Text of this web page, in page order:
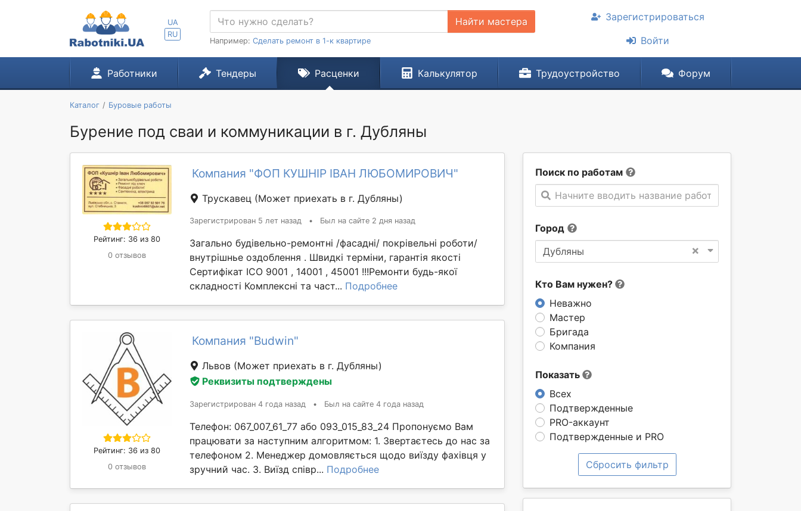
UA
RU
Найти мастера
Например: Сделать ремонт в 1-к квартире
Зарегистрироваться
Войти
Работники Тендеры Расценки Калькулятор Трудоустройство Форум
Каталог Буровые работы
Бурение под сваи и коммуникации в г. Дубляны
Поиск по работам
Начните вводить название работы
Город
×
Дубляны
Кто Вам нужен?
Неважно
Мастер
Бригада
Компания
Показать
Всех
Подтвержденные
PRO-аккаунт
Подтвержденные и PRO
Сбросить фильтр
Рейтинг: 36 из 80
0 отзывов
Компания "ФОП КУШНІР ІВАН ЛЮБОМИРОВИЧ"
Трускавец (Может приехать в г. Дубляны)
Зарегистрирован 5 лет назад • Был на сайте 2 дня назад
Загально будівельно-ремонтні /фасадні/ покрівельні роботи/
внутрішнье оздоблення . Швидкі терміни, гарантія якості
Сертифікат ICO 9001 , 14001 , 45001 !!!Ремонти будь-якої
складності Комплексні та част... Подробнее
Рейтинг: 36 из 80
0 отзывов
Компания "Budwin"
Львов (Может приехать в г. Дубляны)
Реквизиты подтверждены
Зарегистрирован 4 года назад • Был на сайте 4 года назад
Телефон: 067_007_61_77 або 093_015_83_24 Пропонуємо Вам
працювати за наступним алгоритмом: 1. Звертаєтесь до нас за
телефоном 2. Менеджер домовляється щодо виїзду фахівця у
зручний час. 3. Виїзд співр... Подробнее